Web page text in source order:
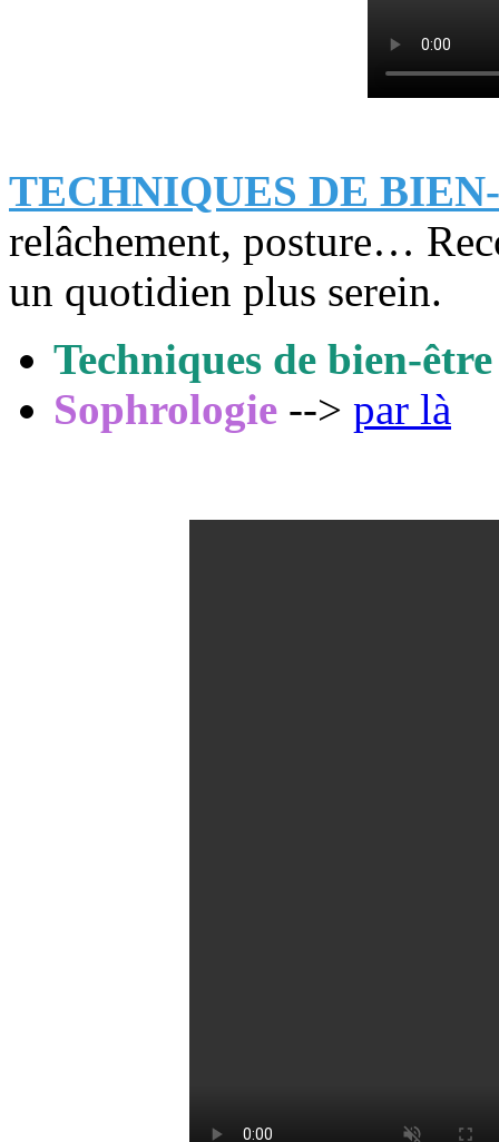
TECHNIQUES DE
relâchement, posture…
un quotidien plus serein.
Techniques de bien-être
Sophrologie --> par là